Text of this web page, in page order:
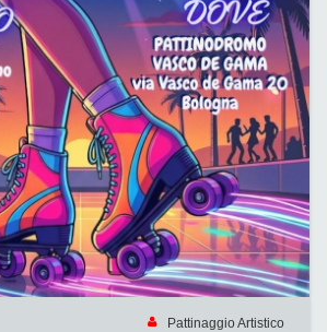
Pattinaggio Artistico